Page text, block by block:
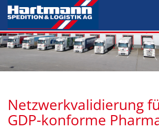
Netzwerkvalidierung
GDP-konforme